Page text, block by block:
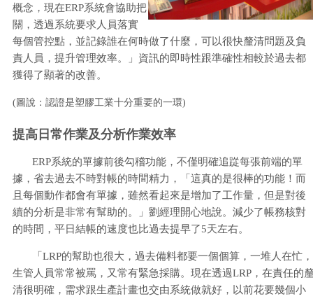
概念，現在ERP系統會協助把
關，透過系統要求人員落實
每個管控點，並記錄誰在何時做了什麼，可以很快釐清問題及負
責人員，提升管理效率。」資訊的即時性跟準確性相較於過去都
獲得了顯著的改善。
( 圖說： 認證是塑膠工業十分重要的一環)
提高日常作業及分析作業效率
ERP系統的單據前後勾稽功能，不僅明確追踨每張前端的單
據，省去過去不時對帳的時間精力，「這真的是很棒的功能！而
且每個動作都會有單據，雖然看起來是增加了工作量，但是對後
續的分析是非常有幫助的。」劉經理開心地說。減少了帳務核對
的時間，平日結帳的速度也比過去提早了5天左右。
「LRP的幫助也很大，過去備料都要一個個算，一堆人在忙，
生管人員常常被罵，又常有緊急採購。現在透過LRP，在責任的
清很明確，需求跟生產計畫也交由系統做就好，以前花要幾個小